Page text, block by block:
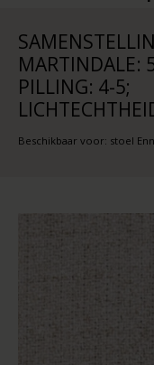
MARTINDALE:
PILLING: 4-5;
Beschikbaar voor: stoel